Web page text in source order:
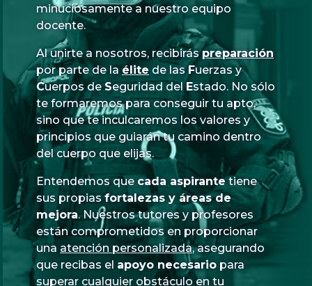
minuciosamente a nuestro equipo
docente.
Al unirte a nosotros, recibiráspreparación
por parte de la élite de las Fuerzas y
Cuerpos de Seguridad del Estado. No sólo
te formaremos para conseguir tu apto,
sino que te inculcaremos los valores y
principios que guiarán tu camino dentro
del cuerpo que elijas.
Entendemos que cada aspirante tiene
sus propias fortalezas y áreas de
mejora. Nuestros tutores y profesores
están comprometidos en proporcionar
una atención personalizada, asegurando
que recibas el apoyo necesario para
superar cualquier obstáculo en tu